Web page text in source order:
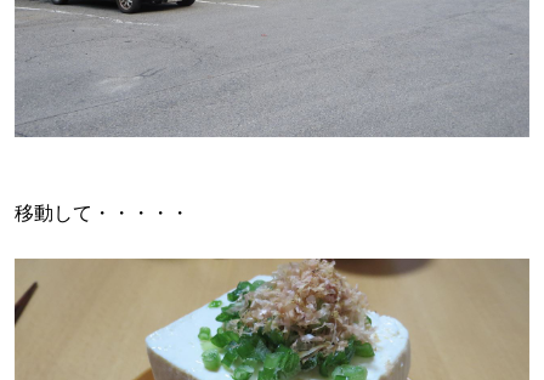
移動して・・・・・